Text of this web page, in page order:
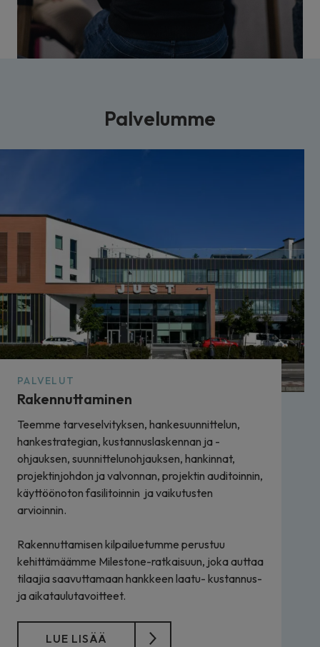
Palvelumme
PALVELUT
Rakennuttaminen
Teemme tarveselvityksen, hankesuunnittelun,
hankestrategian, kustannuslaskennan ja -
ohjauksen, suunnittelunohjauksen, hankinnat,
projektinjohdon ja valvonnan, projektin auditoinnin,
käyttöönoton fasilitoinnin ja vaikutusten
arvioinnin.
Rakennuttamisen kilpailuetumme perustuu
kehittämäämme Milestone-ratkaisuun, joka auttaa
tilaajia saavuttamaan hankkeen laatu- kustannus-
ja aikataulutavoitteet.
LUE LISÄÄ